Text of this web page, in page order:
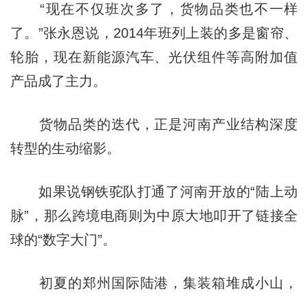
“现在不仅班次多了，货物品类也不一样
了。”张永恩说，2014年班列上装的多是窗帘、
轮胎，现在新能源汽车、光伏组件等高附加值
产品成了主力。
货物品类的迭代，正是河南产业结构深度
转型的生动缩影。
如果说钢铁驼队打通了河南开放的“陆上动
脉”，那么跨境电商则为中原大地叩开了链接全
球的“数字大门”。
初夏的郑州国际陆港，集装箱堆成小山，